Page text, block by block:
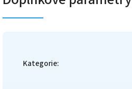
Kategorie: